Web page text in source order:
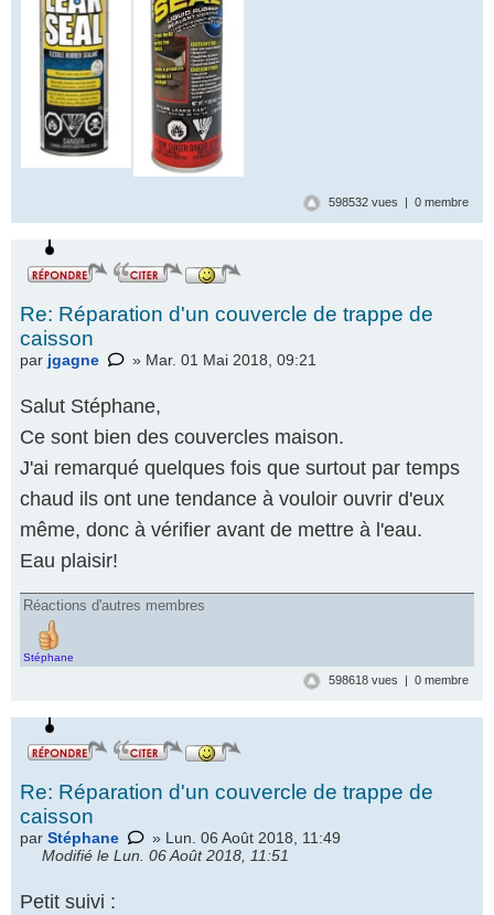
598532 vues | 0 membre
Re: Réparation d'un couvercle de trappe de
caisson
par jgagne » Mar. 01 Mai 2018, 09:21
Salut Stéphane,
Ce sont bien des couvercles maison.
J'ai remarqué quelques fois que surtout par temps
chaud ils ont une tendance à vouloir ouvrir d'eux
même, donc à vérifier avant de mettre à l'eau.
Eau plaisir!
Réactions d'autres membres
Stéphane
598618 vues | 0 membre
Re: Réparation d'un couvercle de trappe de
caisson
par Stéphane
» Lun. 06 Août 2018, 11:49
Modifié le Lun. 06 Août 2018, 11:51
Petit suivi :